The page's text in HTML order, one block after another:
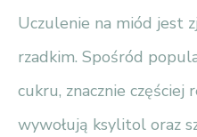
Uczulenie na miód jest
rzadkim. Spośród
cukru, znacznie częściej
wywołują ksylitol oraz